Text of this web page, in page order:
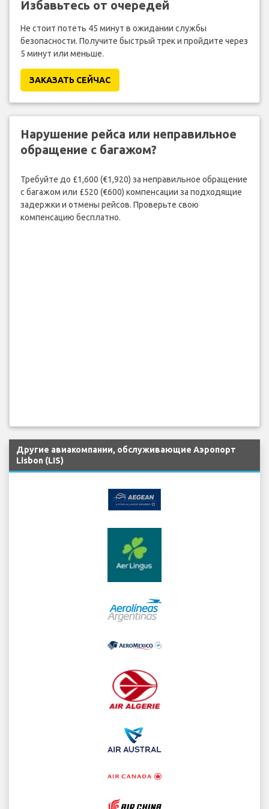
Избавьтесь от очередей
Не стоит потеть 45 минут в ожидании службы
безопасности. Получите быстрый трек и пройдите через
5 минут или меньше.
ЗАКАЗАТЬ СЕЙЧАС
Нарушение рейса или неправильное
обращение с багажом?
Требуйте до £1,600 (€1,920) за неправильное обращение
с багажом или £520 (€600) компенсации за подходящие
задержки и отмены рейсов. Проверьте свою
компенсацию бесплатно.
Другие авиакомпании, обслуживающие Аэропорт
Lisbon (LIS)